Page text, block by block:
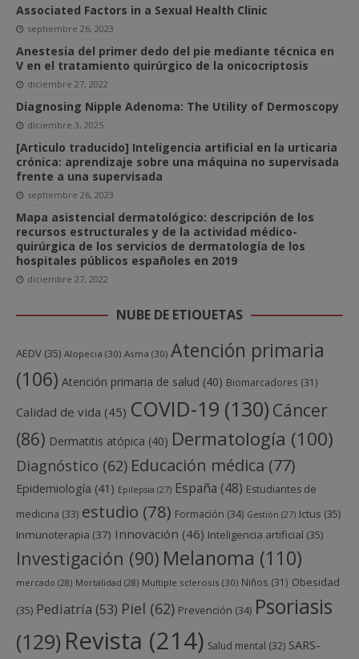
Associated Factors in a Sexual Health Clinic
septiembre 26, 2023
Anestesia del primer dedo del pie mediante técnica en
V en el tratamiento quirúrgico de la onicocriptosis
diciembre 27, 2022
Diagnosing Nipple Adenoma: The Utility of Dermoscopy
diciembre 3, 2025
[Articulo traducido] Inteligencia artificial en la urticaria
crónica: aprendizaje sobre una máquina no supervisada
frente a una supervisada
septiembre 26, 2023
Mapa asistencial dermatológico: descripción de los
recursos estructurales y de la actividad médico-
quirúrgica de los servicios de dermatología de los
hospitales públicos españoles en 2019
diciembre 27, 2022
NUBE DE ETIQUETAS
AEDV (35) Alopecia (30) Asma (30) Atención primaria
(106) Atención primaria de salud (40) Biomarcadores (31)
Calidad de vida (45) COVID-19 (130) Cáncer
(86) Dermatitis atópica (40) Dermatología (100)
Diagnóstico (62) Educación médica (77)
Epidemiología (41) Epilepsia (27) España (48) Estudiantes de
medicina (33) estudio (78) Formación (34) Gestión (27) Ictus (35)
Inmunoterapia (37) Innovación (46) Inteligencia artificial (35)
Investigación (90) Melanoma (110)
mercado (28) Mortalidad (28) Multiple sclerosis (30) Niños (31) Obesidad
(35) Pediatría (53) Piel (62) Prevención (34) Psoriasis
(129) Revista (214) Salud mental (32) SARS-